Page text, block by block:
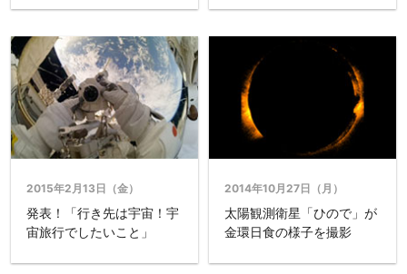
2015年2月13日（金）
発表！「行き先は宇宙！宇
宙旅行でしたいこと」
2014年10月27日（月）
太陽観測衛星「ひので」が
金環日食の様子を撮影